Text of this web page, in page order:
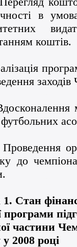
в
коштів.
заходів
Проведення
до
1. Стан
програми
частини
2008 році